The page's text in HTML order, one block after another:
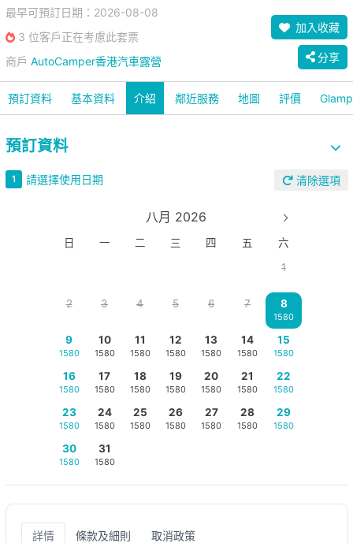
最早可預訂日期：2026-08-08
3 位客戶正在考慮此套票
商戶 AutoCamper香港汽車露營
加入收藏
分享
預訂資料 基本資料 介紹 鄰近服務 地圖 評價
預訂資料
1 請選擇使用日期 清除選項
八月 2026
日 一 二 三 四 五
六
1
2 3 4 5 6 7 8
1580
9
1580
10
1580
11
1580
12
1580
13
1580
14
1580
15
1580
16
1580
17
1580
18
1580
19
1580
20
1580
21
1580
22
1580
23
1580
24
1580
25
1580
26
1580
27
1580
28
1580
29
1580
30
1580
31
1580
詳情 條款及細則 取消政策